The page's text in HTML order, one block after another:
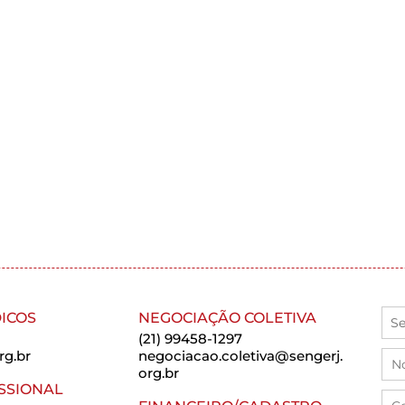
NEGOCIAÇÃO COLETIVA
(21) 99458-1297
negociacao.coletiva@sengerj.
org.br